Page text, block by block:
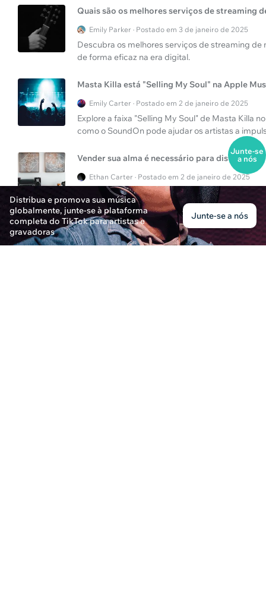
Quais são os melhores serviços de streaming
Emily Parker · Postado em 3 de janeiro de 2025
Descubra os melhores serviços de streaming
de forma eficaz na era digital.
Masta Killa está "Selling My Soul" na Apple
Emily Carter · Postado em 2 de janeiro de 2025
Explore a faixa "Selling My Soul" de Masta Killa
como o SoundOn pode ajudar os artistas a
Vender sua alma é necessário para
Ethan Carter · Postado em 2 de janeiro de 2025
Descubra a verdade sobre 'vender sua alma'
plataformas de distribuição para sua carreira
Como vender sua alma no Apple Music?
Distribua e promova sua música
globalmente, junte-se à plataforma
completa do TikTok para artistas e
gravadoras
Junte-se a nós
Junte-se
a nós